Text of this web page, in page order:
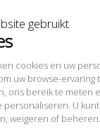
Dit is ok voor mik
e